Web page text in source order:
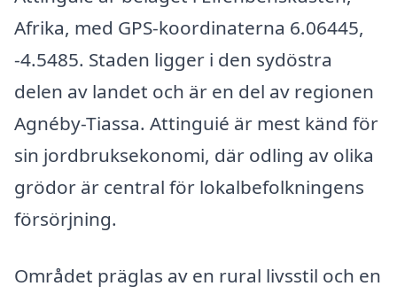
Afrika, med GPS-koordinaterna 6.06445,
-4.5485. Staden ligger i den sydöstra
delen av landet och är en del av regionen
Agnéby-Tiassa. Attinguié är mest känd för
sin jordbruksekonomi, där odling av olika
grödor är central för lokalbefolkningens
försörjning.
Området präglas av en rural livsstil och en